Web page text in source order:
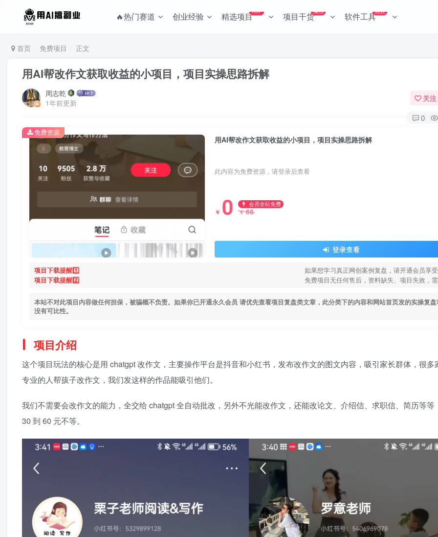
🔥热门赛道 创业经验 精选项目TOP 项目干货实用 软件工具高效
首页 免费项目 正文
用AI帮改作文获取收益的小项目，项目实操思路拆解
周志乾
1年前更新
关注
0
用AI帮改作文获取收益的小项目，项目实操思路拆解
此内容为免费资源，请登录后查看
￥ 0 会员全站免费
￥88
登录查看
项目下载提醒1️⃣
如果想学习真正网创案例复盘，请开通会员享
项目下载提醒2️⃣
免费项目无任何售后，资料缺失、项目失效，
本站不对此项目内容做任何担保，被骗概不负责。如果你已开通永久会员 请优先查看项目复盘类文章，此分类下的内容和网站首页发的实操复
没有可比性。
免费资源
项目介绍
这个项目玩法的核心是用 chatgpt 改作文，主要操作平台是抖音和小红书，发布改作文的图文内容，吸引家长群体，很多
专业的人帮孩子改作文，我们发这样的作品能吸引他们。
我们不需要会改作文的能力，全交给 chatgpt 全自动批改，另外不光能改作文，还能改论文、介绍信、求职信、简历等等
30 到 60 元不等。